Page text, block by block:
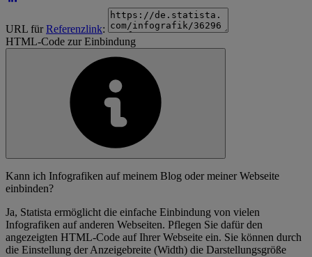
URL fürReferenzlink:
HTML-Code zur Einbindung
Kann ich Infografiken auf meinem Blog oder meiner Webseite
einbinden?
Ja, Statista ermöglicht die einfache Einbindung von vielen
Infografiken auf anderen Webseiten. Pflegen Sie dafür den
angezeigten HTML-Code auf Ihrer Webseite ein. Sie können durch
die Einstellung der Anzeigebreite (Width) die Darstellungsgröße